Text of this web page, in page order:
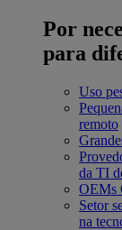
Por
para
Uso
remoto
da TI
OEMs
Setor
na